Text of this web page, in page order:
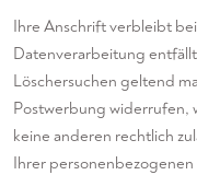
Ihre Anschrift verbleibt
Datenverarbeitung
Löschersuchen geltend
Postwerbung widerrufen,
keine anderen rechtlich
Ihrer